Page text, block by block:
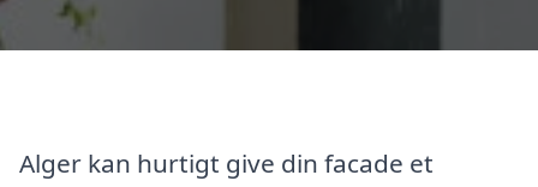
Alger kan hurtigt give din facade et